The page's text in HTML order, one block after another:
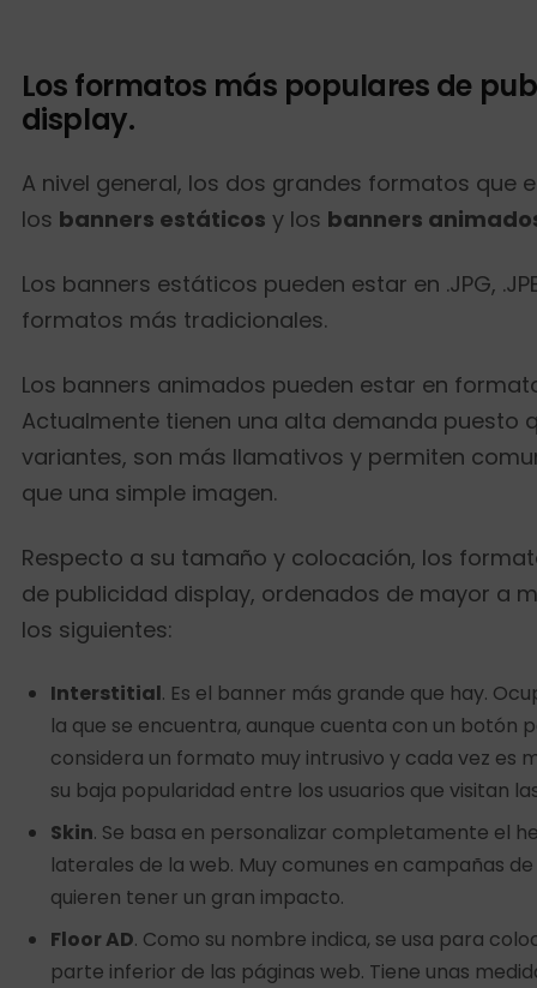
Los formatos más populares de
display.
A nivel general, los dos grandes formatos que
los banners estáticos y los banners
Los banners estáticos pueden estar en .JPG,
formatos más tradicionales.
Los banners animados pueden estar en
Actualmente tienen una alta demanda puesto
variantes, son más llamativos y permiten
que una simple imagen.
Respecto a su tamaño y colocación, los
de publicidad display, ordenados de mayor a
los siguientes:
Interstitial. Es el banner más grande que hay.
la que se encuentra, aunque cuenta con un botón
considera un formato muy intrusivo y cada vez es
su baja popularidad entre los usuarios que visitan
Skin. Se basa en personalizar completamente el
laterales de la web. Muy comunes en campañas
quieren tener un gran impacto.
Floor AD. Como su nombre indica, se usa para
parte inferior de las páginas web. Tiene unas